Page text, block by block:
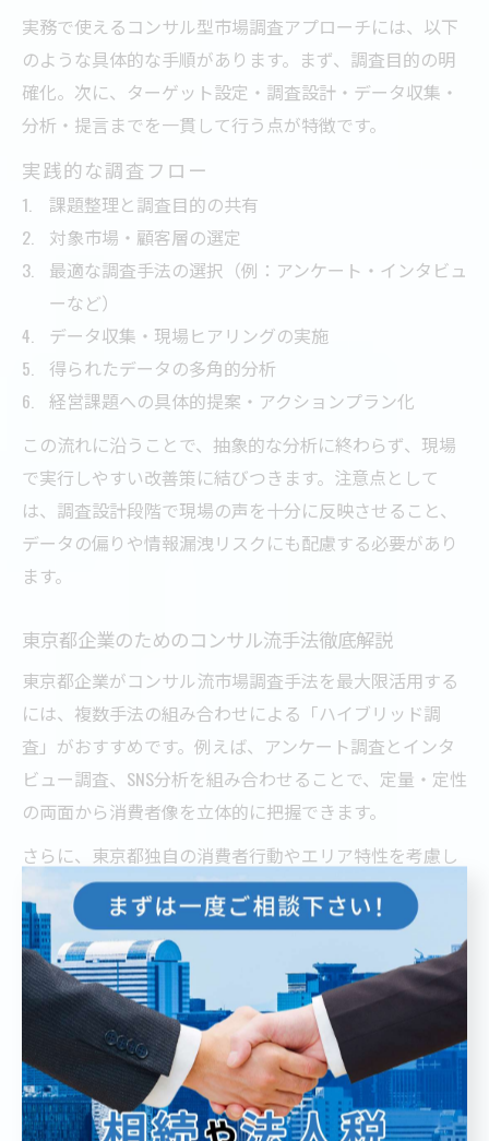
実務で使えるコンサル型市場調査アプローチには、以下
のような具体的な手順があります。まず、調査目的の明
確化。次に、ターゲット設定・調査設計・データ収集・
分析・提言までを一貫して行う点が特徴です。
実践的な調査フロー
課題整理と調査目的の共有
対象市場・顧客層の選定
最適な調査手法の選択（例：アンケート・インタビュ
ーなど）
データ収集・現場ヒアリングの実施
得られたデータの多角的分析
経営課題への具体的提案・アクションプラン化
この流れに沿うことで、抽象的な分析に終わらず、現場
で実行しやすい改善策に結びつきます。注意点として
は、調査設計段階で現場の声を十分に反映させること、
データの偏りや情報漏洩リスクにも配慮する必要があり
ます。
東京都企業のためのコンサル流手法徹底解説
東京都企業がコンサル流市場調査手法を最大限活用する
には、複数手法の組み合わせによる「ハイブリッド調
査」がおすすめです。例えば、アンケート調査とインタ
ビュー調査、SNS分析を組み合わせることで、定量・定性
の両面から消費者像を立体的に把握できます。
さらに、東京都独自の消費者行動やエリア特性を考慮し
たサンプリング設計や、調査後のアクションプラン作成
まで一気通貫で支援するのがコンサル流の強みです。現
場担当者からは「現実的な改善策がすぐに実行できた」
「意思決定が早まった」といった声も多く寄せられてい
最後に、調査結果の共有時は経営層と現場の双方にわか
りやすい形でレポーティングを行い、全社的な納得感と
実行力を高めることが、東京都企業の競争優位確立に直